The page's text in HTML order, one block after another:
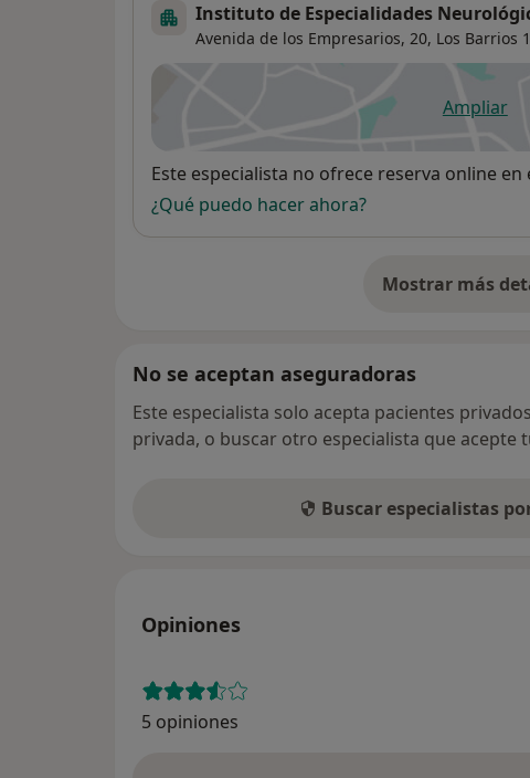
Instituto de Especialidades
Avenida de los Empresarios, 20, Los Barrios
Ampliar
se
Disponibilidad
Este especialista no ofrece reserva online en
¿Qué puedo hacer ahora?
Mostrar mássobre
No se aceptan aseguradoras
Este especialista solo acepta pacientes
privada, o buscar otro especialista que acepte
Buscar especialistas
Opiniones
5 opiniones